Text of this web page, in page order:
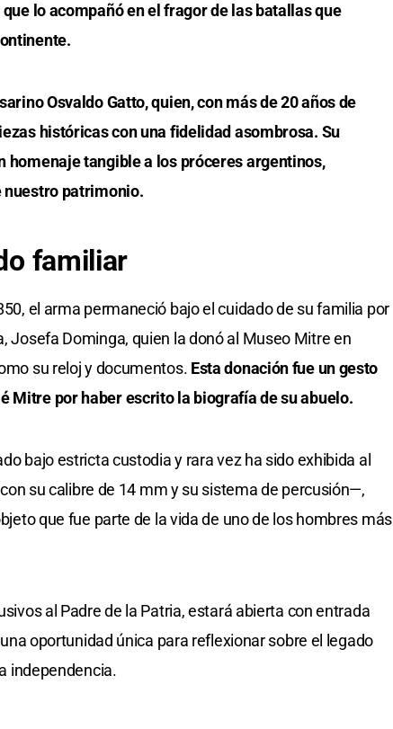
lo acompañó en el fragor de las batallas que
Osvaldo Gatto, quien, con más de 20 años de
históricas con una fidelidad asombrosa. Su
homenaje tangible a los próceres argentinos,
nuestro patrimonio.
familiar
el arma permaneció bajo el cuidado de su familia por
Josefa Dominga, quien la donó al Museo Mitre en
su reloj y documentos. Esta donación fue un gesto
Mitre por haber escrito la biografía de su abuelo.
bajo estricta custodia y rara vez ha sido exhibida al
su calibre de 14 mm y su sistema de percusión—,
que fue parte de la vida de uno de los hombres más
al Padre de la Patria, estará abierta con entrada
oportunidad única para reflexionar sobre el legado
independencia.